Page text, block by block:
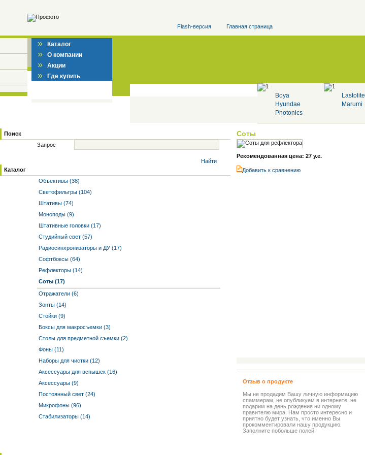
Flash-версия Главная страница
» Каталог
» О компании
» Акции
» Где купить
Boya
Hyundae
Photonics
Lastolite
Marumi
Поиск
Запрос
Найти
Каталог
Объективы (38)
Светофильтры (104)
Штативы (74)
Моноподы (9)
Штативные головки (17)
Студийный свет (57)
Радиосинхронизаторы и ДУ (17)
Софтбоксы (64)
Рефлекторы (14)
Соты (17)
Отражатели (6)
Зонты (14)
Стойки (9)
Боксы для макросъемки (3)
Столы для предметной съемки (2)
Фоны (11)
Наборы для чистки (12)
Аксессуары для вспышек (16)
Аксессуары (9)
Постоянный свет (24)
Микрофоны (96)
Стабилизаторы (14)
Соты
Рекомендованная цена: 27 у.е.
Добавить к cравнению
Отзыв о продукте
Мы не продадим Вашу личную информацию
спаммерам, не опубликуем в интернете, не
подарим на день рождения ни одному
правителю мира. Нам просто интересно и
приятно будет узнать, что именно Вы
прокомментировали нашу продукцию.
Заполните побольше полей.